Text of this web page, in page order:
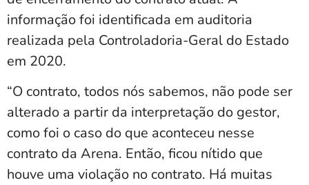
informação foi identificada em auditoria
realizada pela Controladoria-Geral do Estado
em 2020.
“O contrato, todos nós sabemos, não pode ser
alterado a partir da interpretação do gestor,
como foi o caso do que aconteceu nesse
contrato da Arena. Então, ficou nítido que
houve uma violação no contrato. Há muitas